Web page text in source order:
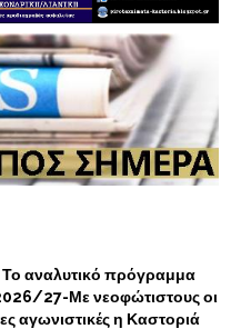
αναλυτικό πρόγραμμα
27-Με νεοφώτιστους οι
αγωνιστικές η Καστοριά